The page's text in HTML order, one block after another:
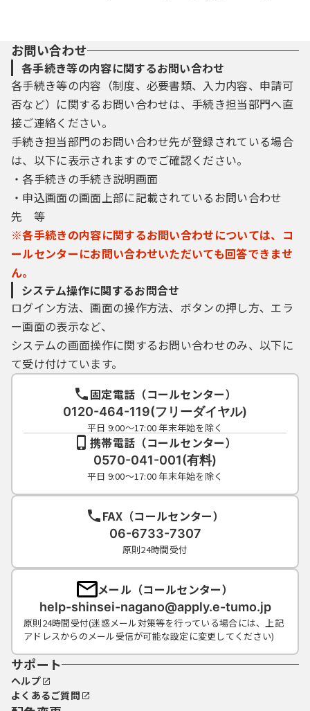
お問い合わせ
各手続き等の内容に関するお問い合わせ
各手続き等の内容（制度、必要書類、入力内容、申請可
否など）に関するお問い合わせは、手続き担当部門へ直
接ご連絡ください。
手続き担当部門のお問い合わせ先が登録されている場合
は、以下に表示されますのでご確認ください。
・各手続きの手続き説明画面
・申込画面の画面上部に記載されているお問い合わせ
先 等
※各手続きの内容に関するお問い合わせについては、コ
ールセンターにお問い合わせいただいても回答できませ
ん。
システム操作に関するお問合せ
ログイン方法、画面の操作方法、ボタンの押し方、エラ
ー画面の表示など、
システムの画面操作に関するお問い合わせのみ、以下に
て受け付けています。
固定電話（コールセンター）
0120-464-119(フリーダイヤル)
平日 9:00～17:00 年末年始を除く
携帯電話（コールセンター）
0570-041-001(有料)
平日 9:00～17:00 年末年始を除く
FAX（コールセンター）
06-6733-7307
原則24時間受付
メール（コールセンター）
help-shinsei-nagano@apply.e-tumo.jp
原則24時間受付(迷惑メール対策等を行っている場合には、上記
アドレスからのメール受信が可能な設定に変更してください)
サポート
ヘルプ
よくあるご質問